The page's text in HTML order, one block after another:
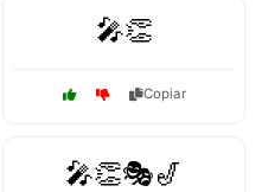
🎤👏
Copiar
🎤👏🎭🎷